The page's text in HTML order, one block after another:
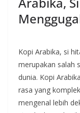
Kopi Arabika, si
merupakan salah
dunia. Kopi
rasa yang
mengenal lebih